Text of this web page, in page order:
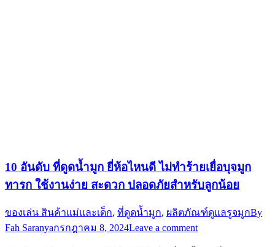
10 อันดับ ที่ดูดน้ำมูก ยี่ห้อไหนดี ไม่ทำร้ายเยื่อบุจมูก
ทารก ใช้งานง่าย สะดวก ปลอดภัยสำหรับลูกน้อย
ของเล่น สินค้าแม่และเด็ก, ที่ดูดน้ำมูก, ผลิตภัณฑ์ดูแลรูจมูกBy
Fah Saranyaกรกฎาคม 8, 2024Leave a comment